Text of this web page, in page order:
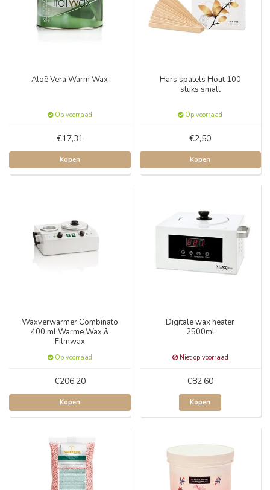
Aloë Vera Warm Wax
Op voorraad
€17,31
Kopen
Hars spatels Hout 100
stuks small
Op voorraad
€2,50
Kopen
Waxverwarmer Combinato
400 ml Warme Wax &
Filmwax
Op voorraad
€206,20
Kopen
Digitale wax heater
2500ml
Niet op voorraad
€82,60
Kopen